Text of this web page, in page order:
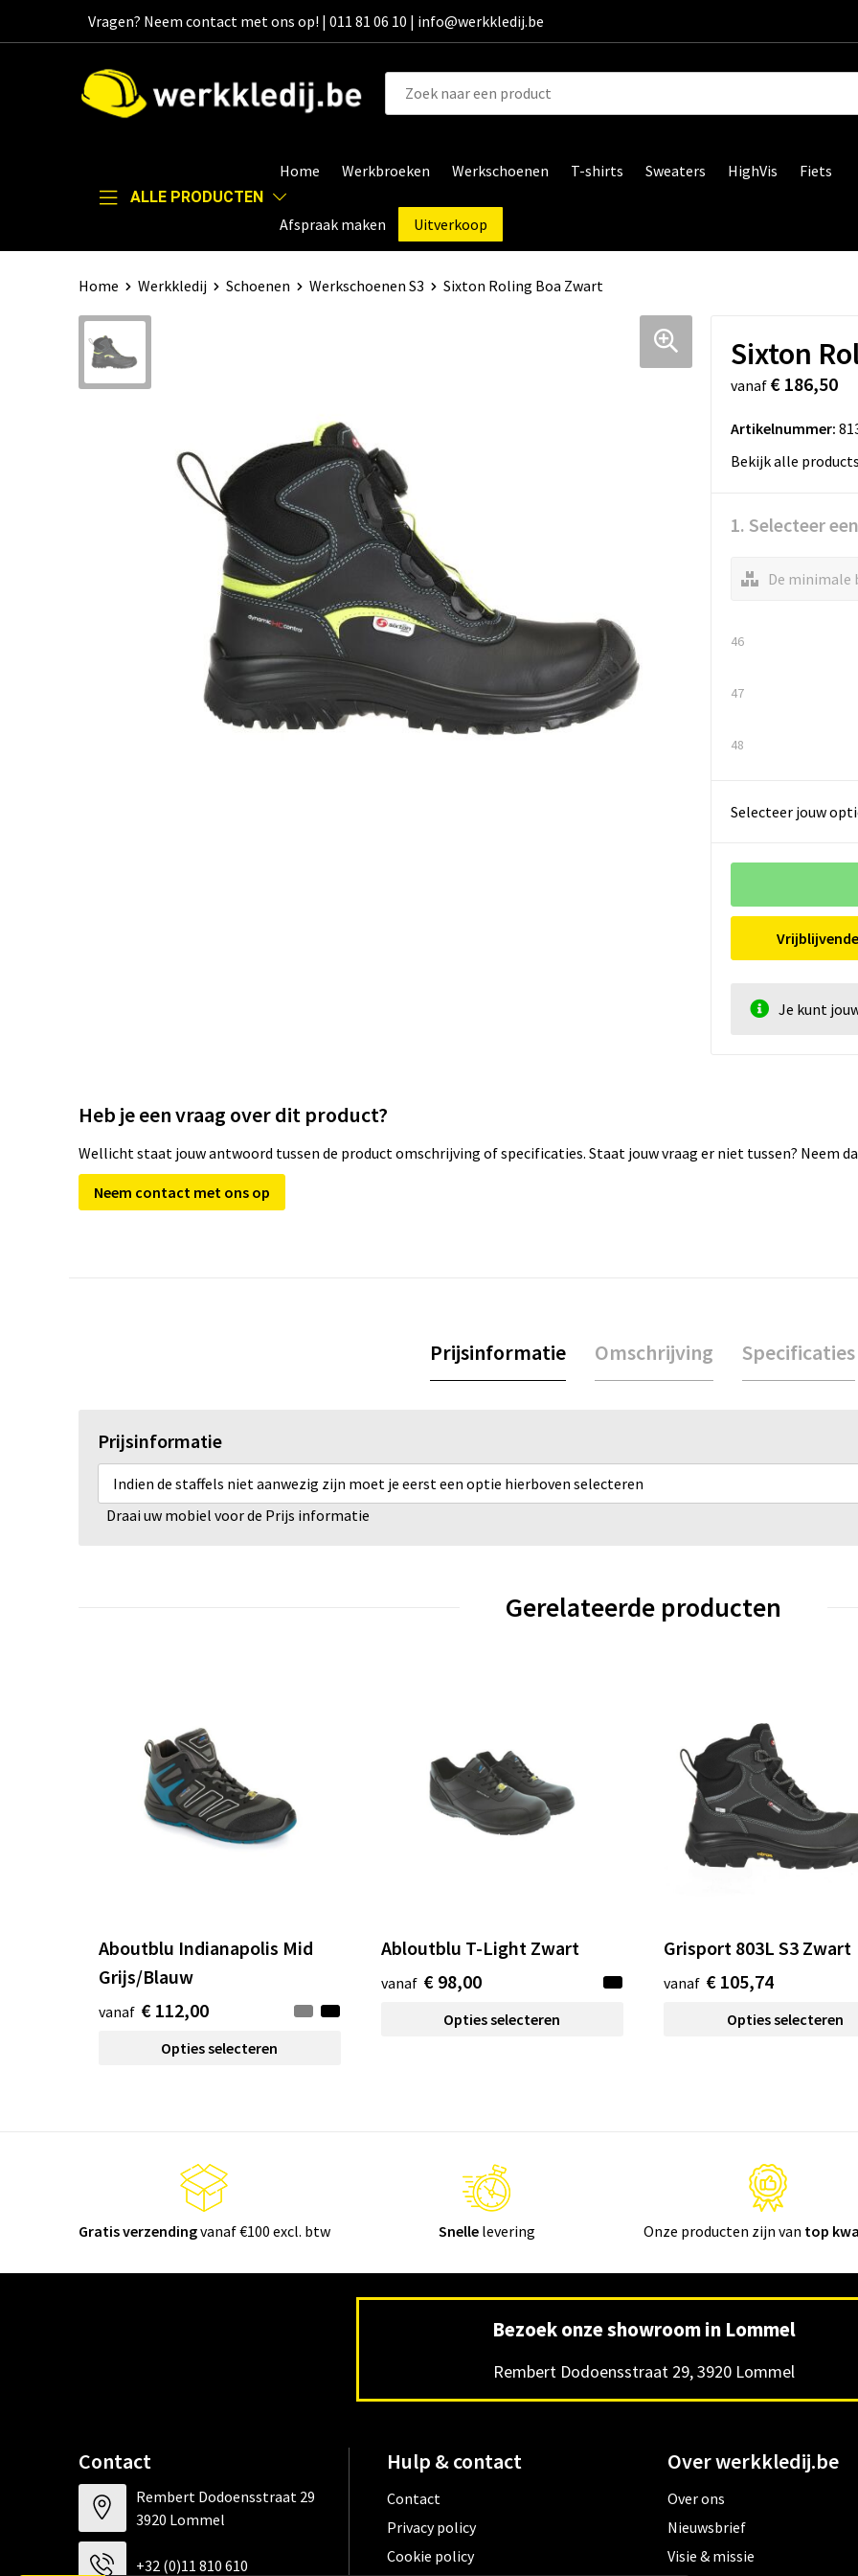
Vragen? Neem contact met ons op! | 011 81 06 10 | info@werkkledij.be
ALLE PRODUCTEN
Home Werkbroeken Werkschoenen T-shirts Sweaters HighVis Fiets
Afspraak maken Uitverkoop
Home Werkkledij Schoenen Werkschoenen S3 Sixton Roling Boa Zwart
Sixton
vanaf € 186,50
Artikelnummer:
Bekijk alle
1. Selecteer
De minimale
46
47
48
Selecteer jouw
Je kunt
Heb je een vraag over dit product?
Wellicht staat jouw antwoord tussen de product omschrijving of specificaties. Staat jouw vraag er niet tussen? Neem
Neem contact met ons op
Prijsinformatie Omschrijving Specificaties
Prijsinformatie
Indien de staffels niet aanwezig zijn moet je eerst een optie hierboven selecteren
Draai uw mobiel voor de Prijs informatie
Gerelateerde producten
Aboutblu Indianapolis Mid
Grijs/Blauw
vanaf € 112,00
Opties selecteren
Abloutblu T-Light Zwart
vanaf € 98,00
Opties selecteren
Grisport 803L S3 Zwart
vanaf € 105,74
Opties selecteren
Gratis verzendingvanaf €100 excl. btw Snellelevering Onze producten zijn van top
Bezoek onze showroom in Lommel
Rembert Dodoensstraat 29, 3920 Lommel
Contact
Rembert Dodoensstraat 29
3920 Lommel
+32 (0)11 810 610
Hulp & contact
Contact
Privacy policy
Cookie policy
Over werkkledij.be
Over ons
Nieuwsbrief
Visie & missie